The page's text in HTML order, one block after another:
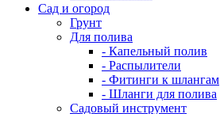
Сад и огород
Грунт
Для полива
- Капельный полив
- Распылители
- Фитинги к шлангам
- Шланги для полива
Садовый инструмент